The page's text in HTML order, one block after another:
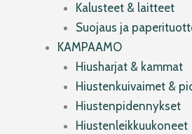
Kalusteet & laitteet
Suojaus ja
KAMPAAMO
Hiusharjat & kammat
Hiustenkuivaimet &
Hiustenpidennykset
Hiustenleikkuukoneet